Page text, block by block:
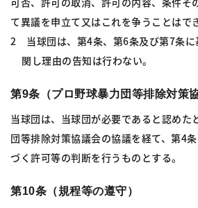
て異議を申立て又はこれを争うことはで
2 当球団は、第4条、第6条及び第7条に
関し理由の告知は行わない。
第9条（プロ野球暴力団等排除対策協
当球団は、当球団が必要であると認めた
団等排除対策協議会の協議を経て、第4
づく許可等の判断を行うものとする。
第10条（規程等の遵守）